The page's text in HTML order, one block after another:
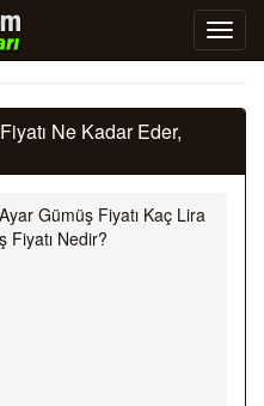
Ne Kadar Eder,
Gümüş Fiyatı Kaç Lira
Fiyatı Nedir?